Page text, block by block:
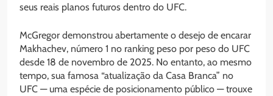
seus reais planos futuros dentro do UFC.
McGregor demonstrou abertamente o desejo de encarar
Makhachev, número 1 no ranking peso por peso do UFC
desde 18 de novembro de 2025. No entanto, ao mesmo
tempo, sua famosa “atualização da Casa Branca” no
UFC — uma espécie de posicionamento público — trouxe